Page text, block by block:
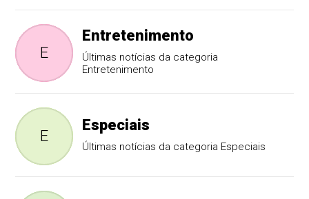
E
Entretenimento
Últimas notícias da categoria
Entretenimento
E
Especiais
Últimas notícias da categoria Especiais